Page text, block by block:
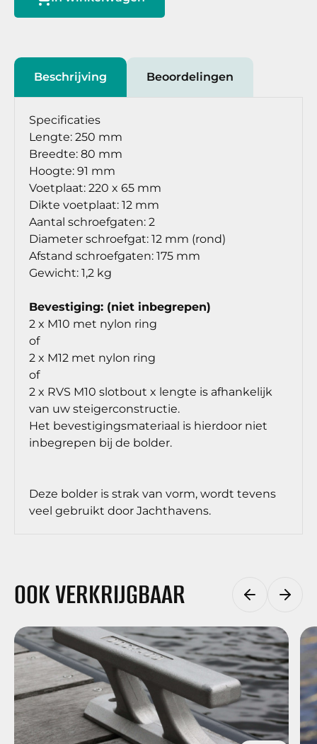
Beschrijving Beoordelingen
Specificaties
Lengte: 250 mm
Breedte: 80 mm
Hoogte: 91 mm
Voetplaat: 220 x 65 mm
Dikte voetplaat: 12 mm
Aantal schroefgaten: 2
Diameter schroefgat: 12 mm (rond)
Afstand schroefgaten: 175 mm
Gewicht: 1,2 kg
Bevestiging: (niet inbegrepen)
2 x M10 met nylon ring
of
2 x M12 met nylon ring
of
2 x RVS M10 slotbout x lengte is afhankelijk
van uw steigerconstructie.
Het bevestigingsmateriaal is hierdoor niet
inbegrepen bij de bolder.
Deze bolder is strak van vorm, wordt tevens
veel gebruikt door Jachthavens.
OOK VERKRIJGBAAR